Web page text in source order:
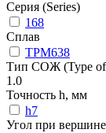
Серия (Series)
168
Сплав
TPM638
Тип СОЖ (Type of
1.0
Точность h, мм
h7
Угол при